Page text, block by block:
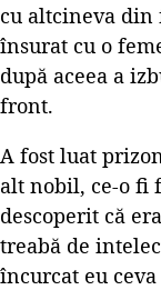
cu altcineva din
însurat cu o
după aceea a
front.
A fost luat
alt nobil, ce-o fi
descoperit că
treabă de
încurcat eu